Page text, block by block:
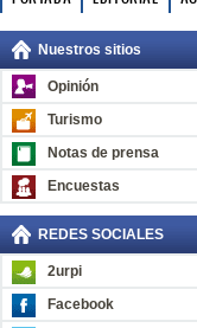
Nuestros sitios
Opinión
Turismo
Notas de prensa
Encuestas
REDES SOCIALES
2urpi
Facebook